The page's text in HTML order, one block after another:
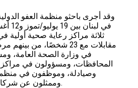
وقد أجرى باحثو منظمة العفو
ثلاثة مراكز رعاية صحية أولية
مقابلات مع 23 شخصًا، من
في وزارة الصحة العامة،
المحافظات، ومسؤولون في مراكز
وصيادلة، وموظفون في
وممثلون عن شركات مستحضرات صيدلية.